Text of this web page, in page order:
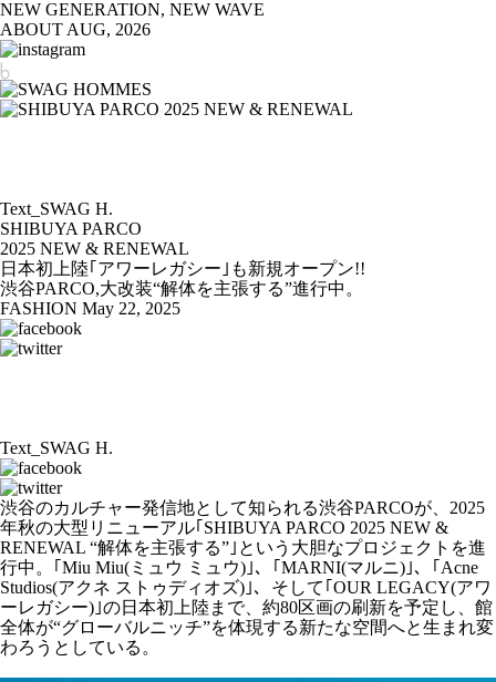
NEW GENERATION, NEW WAVE
ABOUT AUG, 2026
Text_SWAG H.
SHIBUYA PARCO
2025 NEW & RENEWAL
日本初上陸｢アワーレガシー｣も新規オープン!!
渋谷PARCO,大改装“解体を主張する”進行中。
FASHION May 22, 2025
Text_SWAG H.
渋谷のカルチャー発信地として知られる渋谷PARCOが、2025
年秋の大型リニューアル｢SHIBUYA PARCO 2025 NEW &
RENEWAL “解体を主張する”｣という大胆なプロジェクトを進
行中。｢Miu Miu(ミュウ ミュウ)｣、｢MARNI(マルニ)｣、｢Acne
Studios(アクネ ストゥディオズ)｣、そして｢OUR LEGACY(アワ
ーレガシー)｣の日本初上陸まで、約80区画の刷新を予定し、館
全体が“グローバルニッチ”を体現する新たな空間へと生まれ変
わろうとしている。